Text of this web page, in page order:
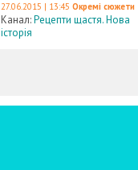
27.06.2015 | 13:45 Окремі сюжети
Канал:Рецепти щастя. Нова
історія